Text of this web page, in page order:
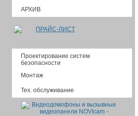
АРХИВ
ПРАЙС-ЛИСТ
Проектирование систем
безопасности
Монтаж
Тех. обслуживание